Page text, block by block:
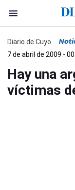
Diario de Cuyo
7 de abril de 2009 -
Hay una
víctimas